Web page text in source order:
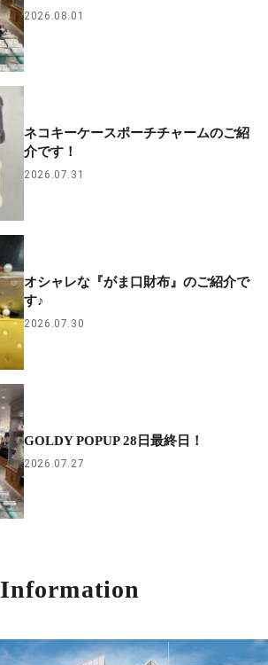
2026.08.01
ネコキーケースポーチチャームのご紹
介です！
2026.07.31
オシャレな『がま口財布』のご紹介で
す♪
2026.07.30
GOLDY POPUP 28日最終日！
2026.07.27
Information